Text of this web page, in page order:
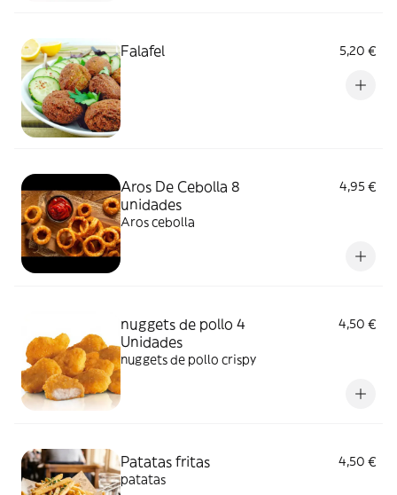
Falafel 5,20 €
Aros De Cebolla 8
unidades
4,95 €
Aros cebolla
nuggets de pollo 4
Unidades
4,50 €
nuggets de pollo crispy
Patatas fritas
4,50 €
patatas